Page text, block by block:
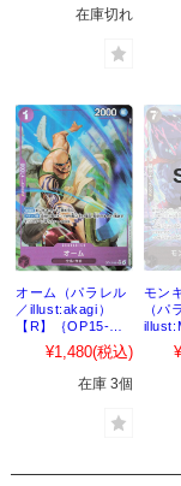
在庫切れ
オーム（パラレル
／illust:akagi）
【R】｛OP15-
061｝¥1,480(税込)
在庫 3個
モン
（パ
kira
｛